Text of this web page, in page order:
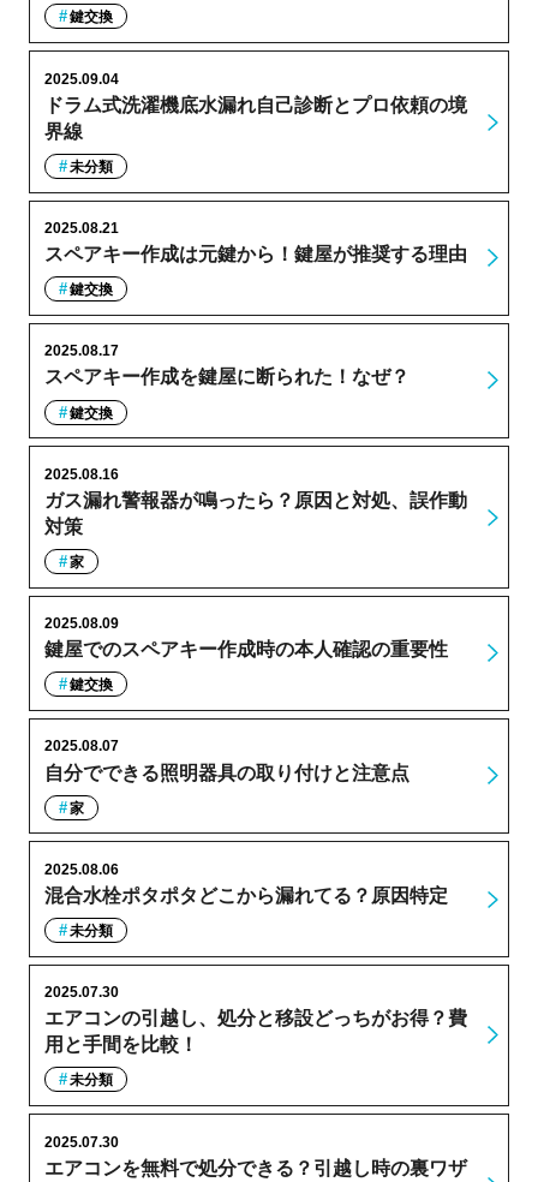
鍵交換
ドラム式洗濯機底水漏れ自己診断とプロ依頼の境
界線
2025.09.04
未分類
スペアキー作成は元鍵から！鍵屋が推奨する理由
2025.08.21
鍵交換
スペアキー作成を鍵屋に断られた！なぜ？
2025.08.17
鍵交換
ガス漏れ警報器が鳴ったら？原因と対処、誤作動
対策
2025.08.16
家
鍵屋でのスペアキー作成時の本人確認の重要性
2025.08.09
鍵交換
自分でできる照明器具の取り付けと注意点
2025.08.07
家
混合水栓ポタポタどこから漏れてる？原因特定
2025.08.06
未分類
エアコンの引越し、処分と移設どっちがお得？費
用と手間を比較！
2025.07.30
未分類
エアコンを無料で処分できる？引越し時の裏ワザ
2025.07.30